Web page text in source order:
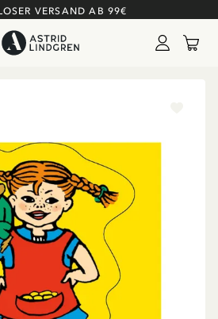
VERSAND AB 99€